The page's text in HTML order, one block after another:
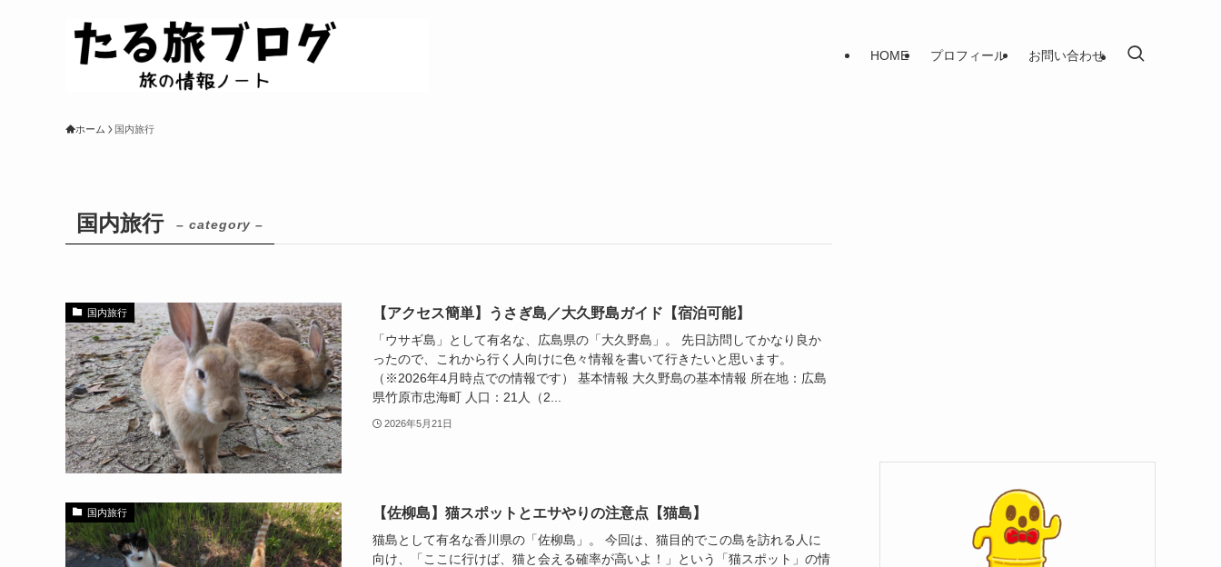
HOME プロフィール お問い合わせ
ホーム 国内旅行
国内旅行 – category –
国内旅行 【アクセス簡単】うさぎ島／大久野島ガイド【宿泊可能】
「ウサギ島」として有名な、広島県の「大久野島」。 先日訪問してかなり良か
ったので、これから行く人向けに色々情報を書いて行きたいと思います。
（※2026年4月時点での情報です） 基本情報 大久野島の基本情報 所在地：広島
県竹原市忠海町 人口：21人（2...
2026年5月21日
国内旅行 【佐柳島】猫スポットとエサやりの注意点【猫島】
猫島として有名な香川県の「佐柳島」。 今回は、猫目的でこの島を訪れる人に
向け、「ここに行けば、猫と会える確率が高いよ！」という「猫スポット」の情